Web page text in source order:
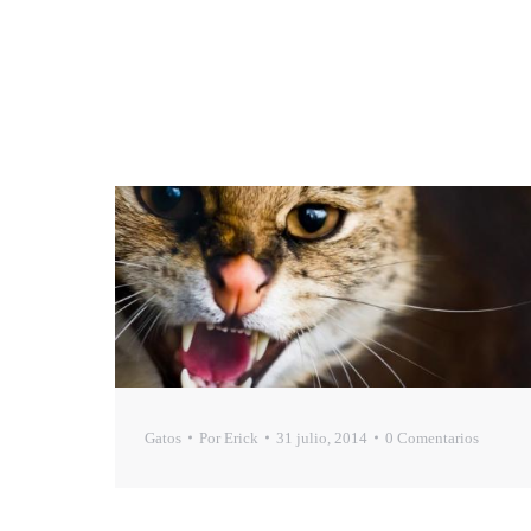
Gatos Por Erick 31 julio, 2014 0 Comentarios